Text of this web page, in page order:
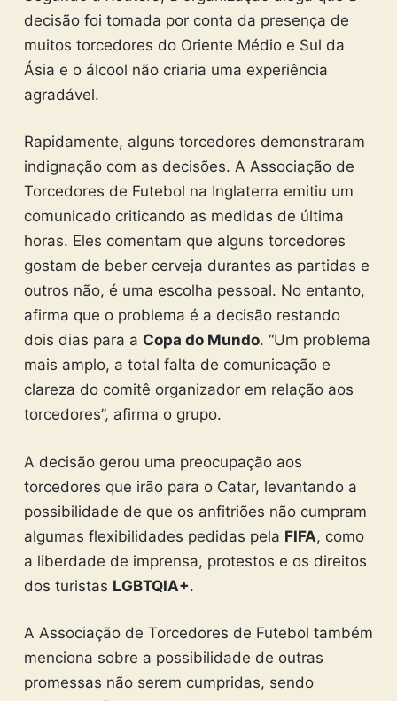
decisão foi tomada por conta da presença de
muitos torcedores do Oriente Médio e Sul da
Ásia e o álcool não criaria uma experiência
agradável.
Rapidamente, alguns torcedores demonstraram
indignação com as decisões. A Associação de
Torcedores de Futebol na Inglaterra emitiu um
comunicado criticando as medidas de última
horas. Eles comentam que alguns torcedores
gostam de beber cerveja durantes as partidas e
outros não, é uma escolha pessoal. No entanto,
afirma que o problema é a decisão restando
dois dias para a Copa do Mundo. “Um problema
mais amplo, a total falta de comunicação e
clareza do comitê organizador em relação aos
torcedores”, afirma o grupo.
A decisão gerou uma preocupação aos
torcedores que irão para o Catar, levantando a
possibilidade de que os anfitriões não cumpram
algumas flexibilidades pedidas pela FIFA, como
a liberdade de imprensa, protestos e os direitos
dos turistas LGBTQIA+.
A Associação de Torcedores de Futebol também
menciona sobre a possibilidade de outras
promessas não serem cumpridas, sendo